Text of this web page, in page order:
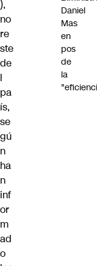
),
no
re
ste
de
l
pa
ís,
se
gú
n
ha
n
inf
or
m
ad
o
Daniel
Mas
en
pos
de
la